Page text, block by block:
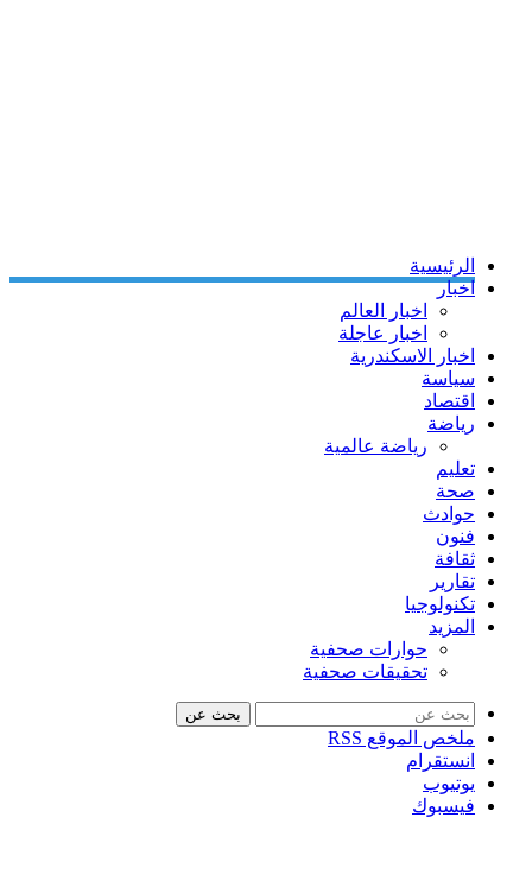
الرئيسية
اخبار
اخبار العالم
اخبار عاجلة
اخبار الاسكندرية
سياسة
اقتصاد
رياضة
رياضة عالمية
تعليم
صحة
حوادث
فنون
ثقافة
تقارير
تكنولوجيا
المزيد
حوارات صحفية
تحقيقات صحفية
بحث عن
ملخص الموقع RSS
انستقرام
يوتيوب
فيسبوك